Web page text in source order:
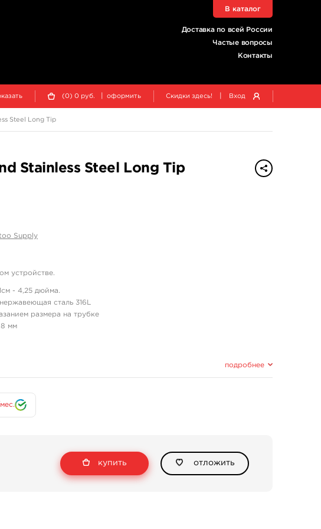
Доставка по всей России
Частые вопросы
Контакты
В каталог
(0) 0 руб. оформить Скидки здесь! Вход
Steel Long Tip
Stainless Steel Long Tip
Supply
устройстве.
- 4,25 дюйма.
сталь 316L
размера на трубке
8 мм
подробнее
купить отложить